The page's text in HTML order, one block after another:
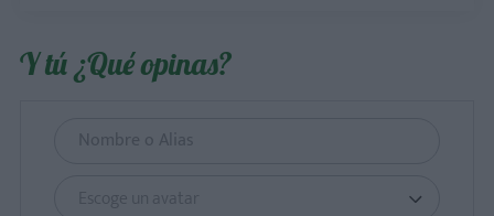
Y tú ¿Qué opinas?
Escoge un avatar